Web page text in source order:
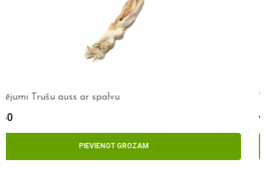
Wolf’s menu Essential 800g
€5.50
PIEVIENOT GROZAM